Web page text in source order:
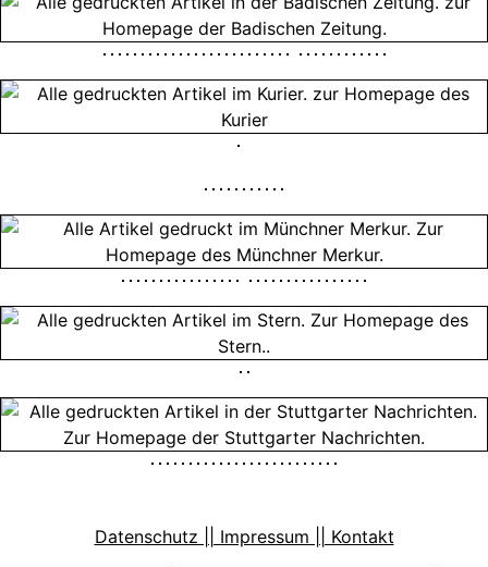
Datenschutz || Impressum || Kontakt